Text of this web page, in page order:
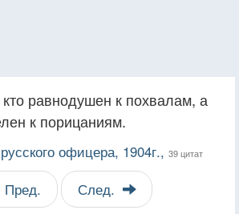
равнодушен к похвалам, а
к порицаниям.
офицера, 1904г., 39 цитат
Пред. След.